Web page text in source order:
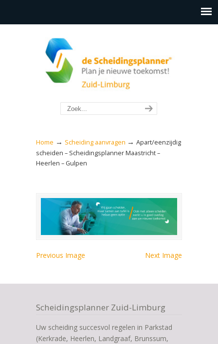
Home → Scheiding aanvragen → Apart/eenzijdig
scheiden – Scheidingsplanner Maastricht –
Heerlen – Gulpen
Previous Image Next Image
Scheidingsplanner Zuid-Limburg
Uw scheiding succesvol regelen in Parkstad
(Kerkrade, Heerlen, Landgraaf, Brunssum,